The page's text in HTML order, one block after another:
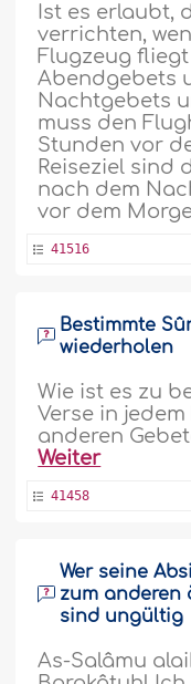
Ist es erlaubt,
verrichten,
Flugzeug
Abendgebets
Nachtgebets
muss den
Stunden vor
Reiseziel sind
nach dem
vor dem
41516
Bestimmte
wiederholen
Wie ist es zu
Verse in
anderen
Weiter
41458
Wer seine
zum anderen
sind ungültig
As-Salâmu